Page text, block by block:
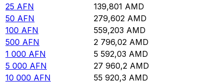
25 AFN 139,801 AMD
50 AFN 279,602 AMD
100 AFN 559,203 AMD
500 AFN 2 796,02 AMD
1 000 AFN 5 592,03 AMD
5 000 AFN 27 960,2 AMD
10 000 AFN 55 920,3 AMD